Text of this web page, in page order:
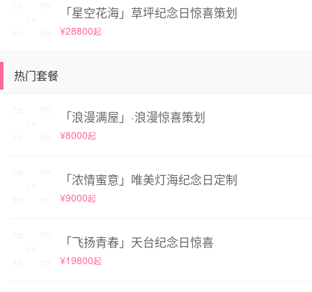
「星空花海」草坪纪念日惊喜策划
¥28800起
热门套餐
「浪漫满屋」·浪漫惊喜策划
¥8000起
「浓情蜜意」唯美灯海纪念日定制
¥9000起
「飞扬青春」天台纪念日惊喜
¥19800起